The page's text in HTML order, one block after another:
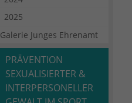
2025
Galerie Junges Ehrenamt
PRÄVENTION
SEXUALISIERTER &
INTERPERSONELLER